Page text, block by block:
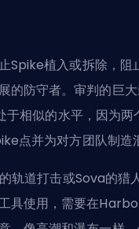
Spike植入或拆除，阻
的防守者。审判的巨
于相似的水平，因为两
点并为对方团队制造
轨道打击或Sova的猎
具使用，需要在